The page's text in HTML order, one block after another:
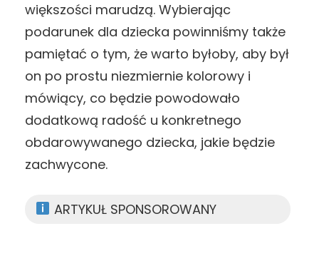
większości marudzą. Wybierając
podarunek dla dziecka powinniśmy także
pamiętać o tym, że warto byłoby, aby był
on po prostu niezmiernie kolorowy i
mówiący, co będzie powodowało
dodatkową radość u konkretnego
obdarowywanego dziecka, jakie będzie
zachwycone.
ARTYKUŁ SPONSOROWANY